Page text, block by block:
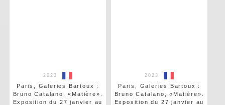
2023
Paris, Galeries Bartoux :
Bruno Catalano, «Matière».
Exposition du 27 janvier au
2023
Paris, Galeries Bartoux :
Bruno Catalano, «Matière».
Exposition du 27 janvier au